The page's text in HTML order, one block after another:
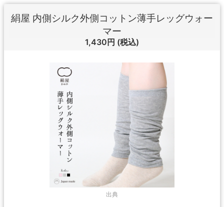
絹屋 内側シルク外側コットン薄手レッグウォー
マー
1,430円 (税込)
出典